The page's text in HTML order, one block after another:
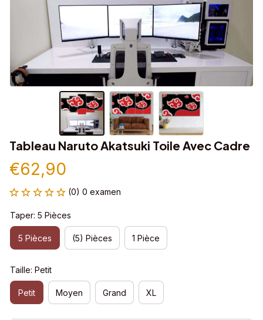
Tableau Naruto Akatsuki Toile Avec Cadre
€62,90
(0) 0 examen
Taper: 5 Pièces
5 Pièces (5) Pièces 1 Pièce
Taille: Petit
Petit Moyen Grand XL